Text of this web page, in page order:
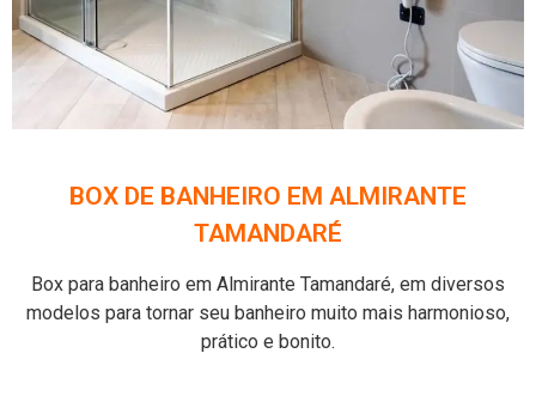
BOX DE BANHEIRO EM ALMIRANTE
TAMANDARÉ
Box para banheiro em Almirante Tamandaré, em diversos
modelos para tornar seu banheiro muito mais harmonioso,
prático e bonito.